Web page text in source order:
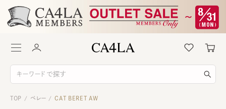
TOP / ベレー / CAT BERET AW